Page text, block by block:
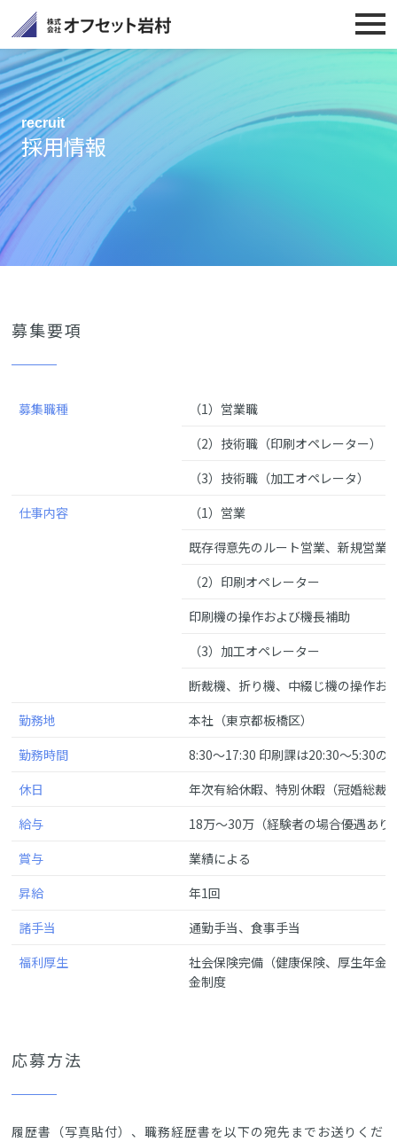
recruit
採用情報
募集要項
募集職種
（1）営業職
（2）技術職（印刷オペレーター）
（3）技術職（加工オペレータ）
仕事内容
（1）営業
既存得意先のルート営業、新規営業
（2）印刷オペレーター
印刷機の操作および機長補助
（3）加工オペレーター
断裁機、折り機、中綴じ機の操作お
勤務地
本社（東京都板橋区）
勤務時間
8:30〜17:30 印刷課は20:30〜5:30の
休日
年次有給休暇、特別休暇（冠婚総裁
給与
18万〜30万（経験者の場合優遇あり
賞与
業績による
昇給
年1回
諸手当
通勤手当、食事手当
福利厚生
社会保険完備（健康保険、厚生年金
金制度
応募方法
履歴書（写真貼付）、職務経歴書を以下の宛先までお送りくだ